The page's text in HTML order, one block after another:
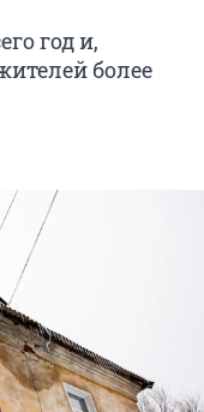
год и,
более